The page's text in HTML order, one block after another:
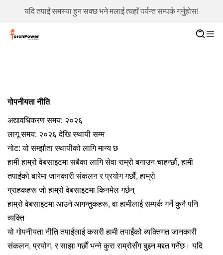
यदि तपाईं समस्या हुन सक्छ भने मलाई त्यहाँ पर्यन्त सम्पर्क गर्नुहोस!
गोपनीयता नीति
अद्यावधिकरण समय: २०२६
लागू समय: २०२६ देखि स्थायी सम्म
नोट: यो सम्झौता स्थायीको लागि मान्य छ
हामी हाम्रो वेबसाइटमा सबैका लागि सेवा राम्रो बनाउन चाहन्छौं, हामी
तपाईंको बारेमा जानकारी संकलन र प्रयोग गर्छौं, हाम्रो
ग्राहकहरू जो हाम्रो वेबसाइटमा किनमेल गर्छन्
हाम्रो वेबसाइटमा आउने आगन्तुकहरू, वा हामीलाई सम्पर्क गर्ने कुनै पनि
व्यक्ति
यो गोपनीयता नीति तपाईंलाई कसरी हामी तपाईंको व्यक्तिगत जानकारी
संकलन, प्रयोग, र साझा गर्छौं भन्ने कुरा राम्रोसँग बुझ्न मद्दत गर्नेछ। यदि